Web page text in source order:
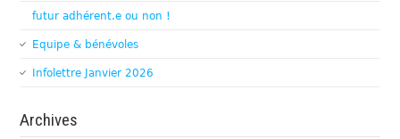
futur adhérent.e ou non !
Equipe & bénévoles
Infolettre Janvier 2026
Archives